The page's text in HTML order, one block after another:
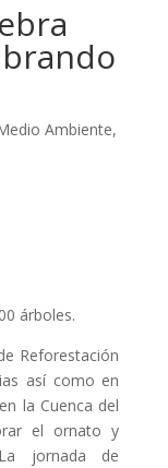
Ambiente,
árboles.
Reforestación
así como en
la Cuenca del
el ornato y
jornada de